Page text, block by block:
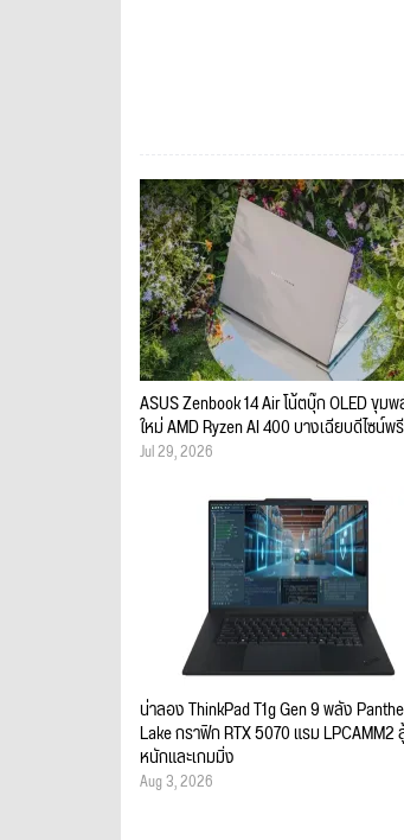
ASUS Zenbook 14 Air โน้ตบุ๊ก OLED ขุม
ใหม่ AMD Ryzen AI 400 บางเฉียบดีไซน์พ
Jul 29, 2026
น่าลอง ThinkPad T1g Gen 9 พลัง
Lake กราฟิก RTX 5070 แรม LPCAMM2
หนักและเกมมิ่ง
Aug 3, 2026